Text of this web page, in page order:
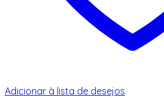
Adicionar à lista de desejos